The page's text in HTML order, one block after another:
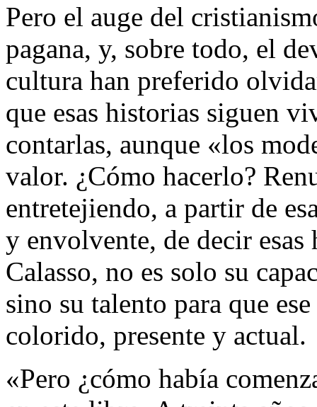
Pero el auge del
pagana, y, sobre todo, el
cultura han preferido
que esas historias siguen
contarlas, aunque «los
valor. ¿Cómo hacerlo?
entretejiendo, a partir de
y envolvente, de decir
Calasso, no es solo su
sino su talento para que
colorido, presente y actual.
«Pero ¿cómo había